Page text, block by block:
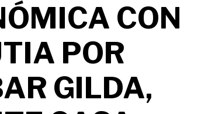
CON
POR
GILDA,